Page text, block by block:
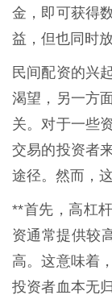
金，即可获得
益，但也同时
民间配资的兴
渴望，另一方
关。对于一些
交易的投资者
途径。然而，
**首先，高杠
资通常提供较
高。这意味着
投资者血本无